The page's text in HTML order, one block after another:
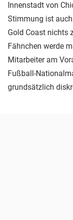
Innenstadt von
Stimmung ist
Gold Coast nichts
Fähnchen werde
Mitarbeiter am
Fußball-
grundsätzlich